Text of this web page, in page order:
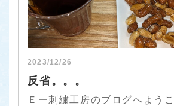
2023/12/26
反省。。。
Ｅー刺繍工房のブログへよ